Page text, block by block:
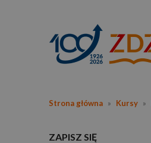
Strona główna » Kursy »
ZAPISZ SIĘ